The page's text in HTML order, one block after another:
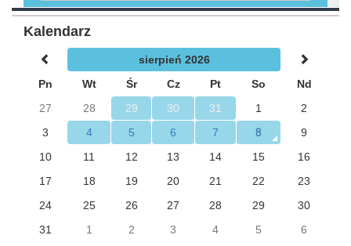
Kalendarz
sierpień 2026
Pn
Wt Śr Cz Pt So
Nd
27
28 29 30 31 1
2
3
4 5 6 7 8
9
10
11 12 13 14 15
16
17
18 19 20 21 22
23
24
25 26 27 28 29
30
31
1 2 3 4 5 6